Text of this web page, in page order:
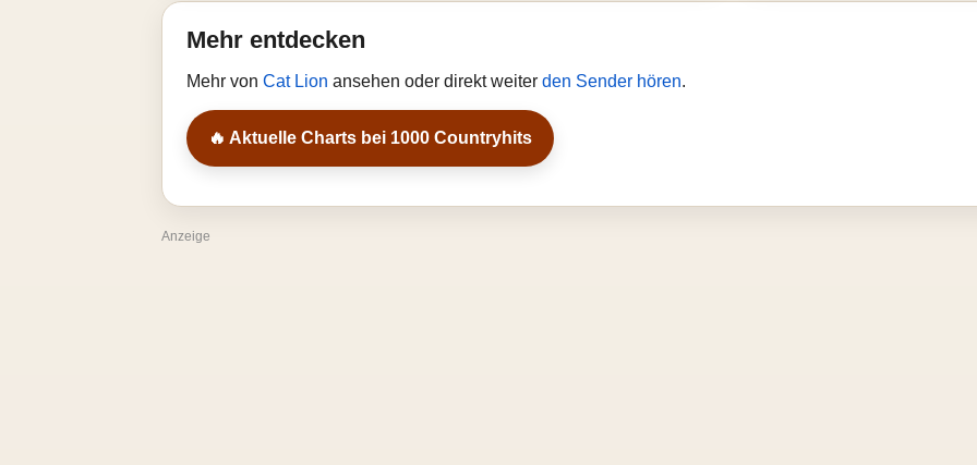
Mehr entdecken
Mehr von Cat Lion ansehen oder direkt weiter den Sender hören.
🔥 Aktuelle Charts bei 1000 Countryhits
Anzeige